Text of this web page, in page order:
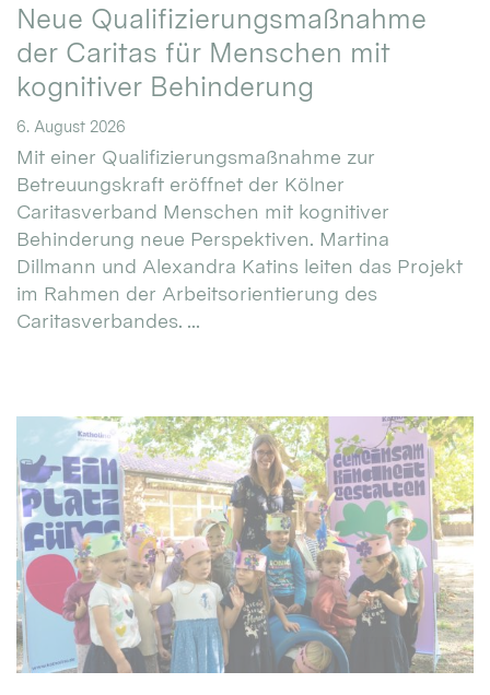
Neue Qualifizierungsmaßnahme
der Caritas für Menschen mit
kognitiver Behinderung
6. August 2026
Mit einer Qualifizierungsmaßnahme zur
Betreuungskraft eröffnet der Kölner
Caritasverband Menschen mit kognitiver
Behinderung neue Perspektiven. Martina
Dillmann und Alexandra Katins leiten das Projekt
im Rahmen der Arbeitsorientierung des
Caritasverbandes. ...